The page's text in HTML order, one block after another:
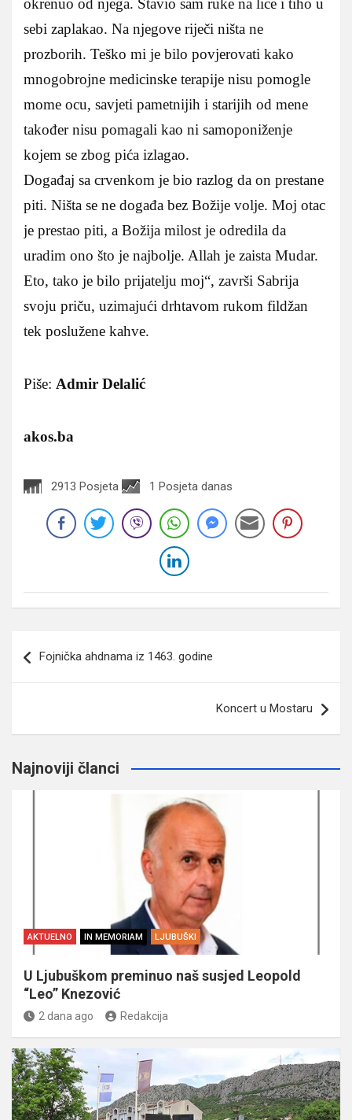
sebi zaplakao. Na njegove riječi ništa ne
prozborih. Teško mi je bilo povjerovati kako
mnogobrojne medicinske terapije nisu pomogle
mome ocu, savjeti pametnijih i starijih od mene
također nisu pomagali kao ni samoponiženje
kojem se zbog pića izlagao.
Događaj sa crvenkom je bio razlog da on prestane
piti. Ništa se ne događa bez Božije volje. Moj otac
je prestao piti, a Božija milost je odredila da
uradim ono što je najbolje. Allah je zaista Mudar.
Eto, tako je bilo prijatelju moj“, završi Sabrija
svoju priču, uzimajući drhtavom rukom fildžan
tek poslužene kahve.
Piše: Admir Delalić
akos.ba
2913 Posjeta 1 Posjeta danas
članaka
Fojnička ahdnama iz 1463. godine
Koncert u Mostaru
Najnoviji članci
AKTUELNO IN MEMORIAM LJUBUŠKI
U Ljubuškom preminuo naš susjed Leopold
“Leo” Knezović
2 dana ago Redakcija